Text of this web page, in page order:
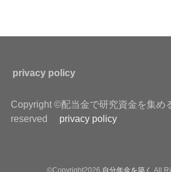
privacy policy
Copyright ©配当金で研究資金を集め
reserved privacy policy
©Copyright2026 自分年金を築く .All